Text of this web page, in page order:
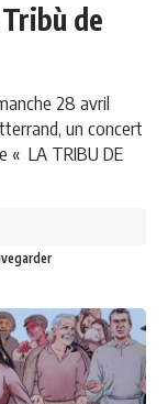
de
28 avril
un concert
« LA TRIBU DE